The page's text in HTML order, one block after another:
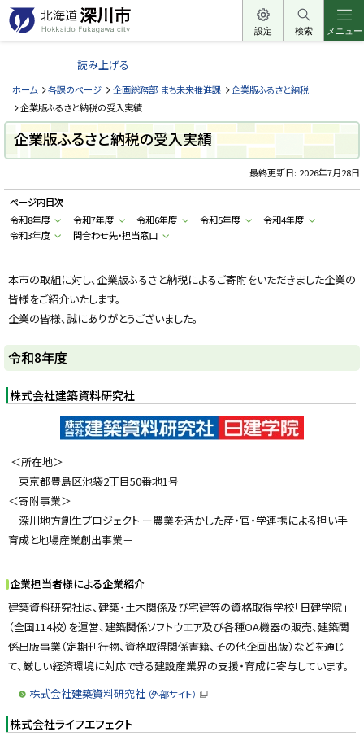
本
文
へ
ー
北
道
深
川
市
H
k
a
d
o
a
g
a
w
a
t
y
設定 検索 メニュー
読み上げる
ホーム 各課のページ 企画総務部 まち未来推進課
企業版ふるさと納税
企業版ふるさと納税の受入実績
企業版ふるさと納税の受入実績
最終更新日: 2026年7月28日
ページ内目次
令和8年度
令和7年度 令和6年度 令和5年度
令和4年度
令和3年度
問合わせ先・担当窓口
本市の取組に対し、企業版ふるさと納税によるご寄附をいただきました企業の
皆様をご紹介いたします。
企業の皆様、誠にありがとうございました。
令和8年度
株式会社建築資料研究社
＜所在地＞
東京都豊島区池袋2丁目50番地1号
＜寄附事業＞
深川地方創生プロジェクト ー農業を活かした産・官・学連携による担い手
育成と地場産業創出事業－
企業担当者様による企業紹介
建築資料研究社は、建築・土木関係及び宅建等の資格取得学校「日建学院」
（全国114校）を運営、建築関係ソフトウエア及び各種OA機器の販売、建築関
係出版事業（定期刊行物、資格取得関係書籍、その他企画出版）などを通じ
て、厳しい経済環境に対応できる建設産業界の支援・育成に寄与しています。
株式会社建築資料研究社 （外部サイト）
ウ
株式会社ライフエフェクト